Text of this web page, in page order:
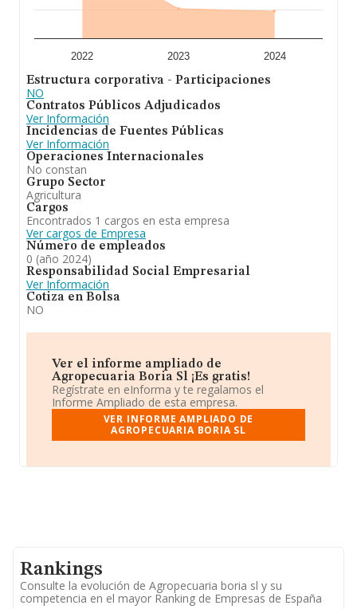
información relativa a las compañías, la antigüedad
A modo de conclusión, la actividad de
Agropecuaria
ganadera, propias o mediante arrendamientos de las
mismas, así como la compra venta de productos
directamente relacionados con las anteriores
actividades como abonos, insecticidas, herbicidas. En
cuanto a la posición en el ranking nacional, la empresa
ha perdido posiciones frente al 2023. En cuanto a la
posición en el ranking de sectores, la empresa ha
perdido posiciones frente al 2023.
2022 2023 2024
Estructura corporativa - Participaciones
NO
Contratos Públicos Adjudicados
Ver Información
Incidencias de Fuentes Públicas
Ver Información
Operaciones Internacionales
No constan
Grupo Sector
Agricultura
Cargos
Encontrados 1 cargos en esta empresa
Ver cargos de Empresa
Número de empleados
0 (año 2024)
Responsabilidad Social Empresarial
Ver Información
Cotiza en Bolsa
NO
Ver el informe ampliado de
Agropecuaria Boria Sl ¡Es gratis!
Regístrate en eInforma y te regalamos el
Informe Ampliado de esta empresa.
VER INFORME AMPLIADO DE
AGROPECUARIA BORIA SL
Rankings
Consulte la evolución de Agropecuaria boria sl y su
competencia en el mayor Ranking de Empresas de España